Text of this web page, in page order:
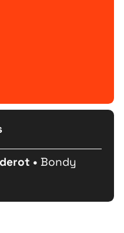
•Bondy